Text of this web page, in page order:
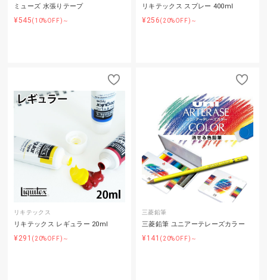
ミューズ 水張りテープ
¥545(10%OFF)～
リキテックス スプレー 400ml
¥256(20%OFF)～
リキテックス
リキテックス レギュラー 20ml
¥291 (20%OFF)～
三菱鉛筆
三菱鉛筆 ユニアーテレーズカラー
¥141 (20%OFF)～